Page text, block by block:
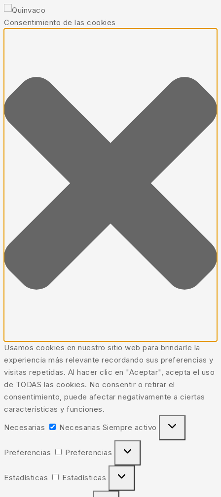
Consentimiento de las cookies
Usamos cookies en nuestro sitio web para brindarle la
experiencia más relevante recordando sus preferencias y
visitas repetidas. Al hacer clic en "Aceptar", acepta el uso
de TODAS las cookies. No consentir o retirar el
consentimiento, puede afectar negativamente a ciertas
características y funciones.
Necesarias
Necesarias Siempre activo
Preferencias Preferencias
Estadísticas Estadísticas